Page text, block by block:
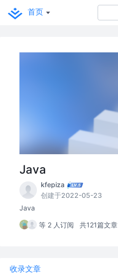
首页
Java
kfepiza
创建于2022-05-23
Java
等 2 人订阅 共121篇文章
收录文章